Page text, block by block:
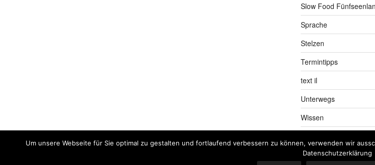
Slow Food
Sprache
Stelzen
Termintipps
text il
Unterwegs
Wissen
Um unsere Webseite für Sie optimal zu gestalten und fortlaufend verbessern zu können, verwenden wir
Datenschutzerklärung